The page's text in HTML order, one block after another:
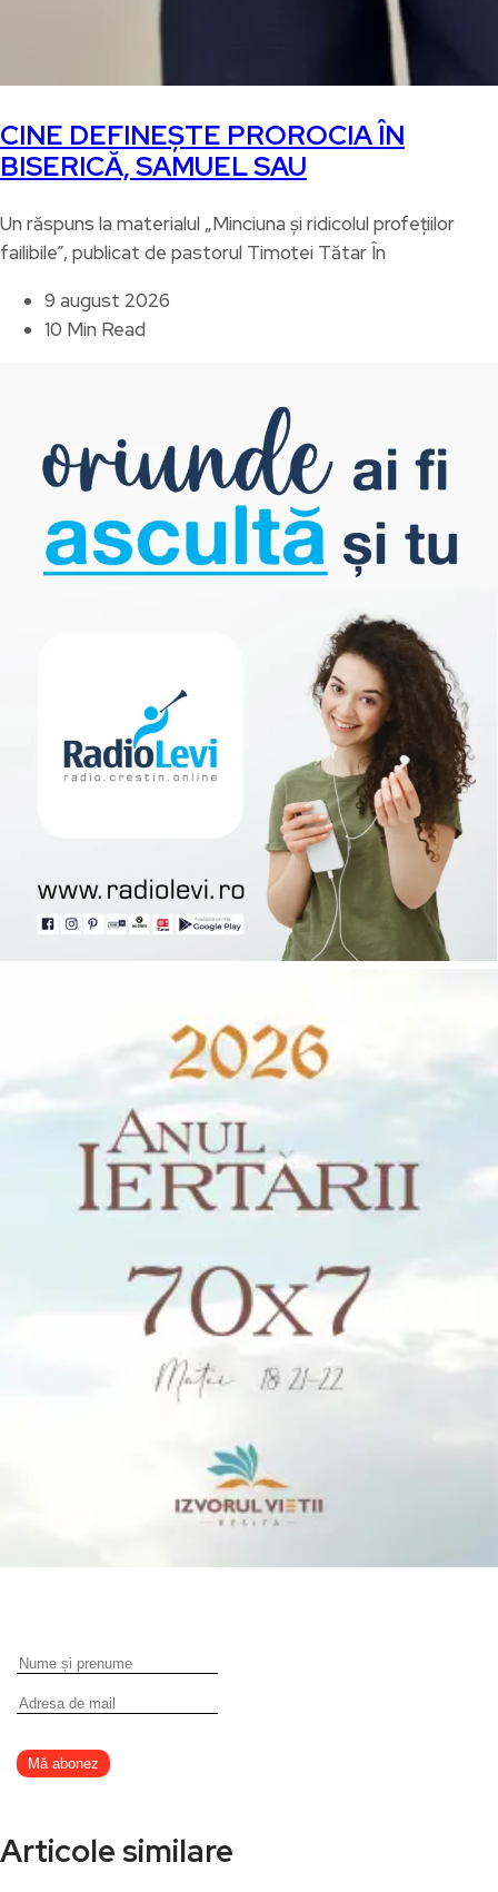
CINE DEFINEȘTE PROROCIA ÎN
BISERICĂ, SAMUEL SAU
Un răspuns la materialul „Minciuna și ridicolul profețiilor
failibile”, publicat de pastorul Timotei Tătar În
9 august 2026
10 Min Read
Articole similare